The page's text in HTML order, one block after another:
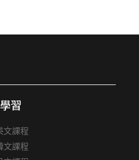
習
文課程
文課程